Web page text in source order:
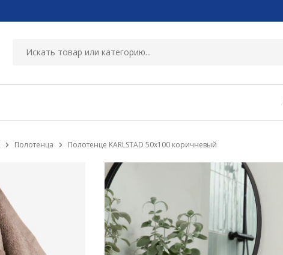
Полотенца Полотенце KARLSTAD 50x100 коричневый